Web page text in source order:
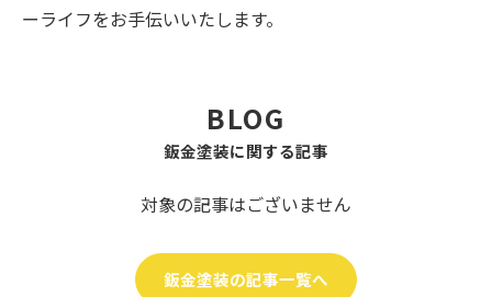
ーライフをお手伝いいたします。
BLOG
鈑金塗装に関する記事
対象の記事はございません
鈑金塗装の記事一覧へ